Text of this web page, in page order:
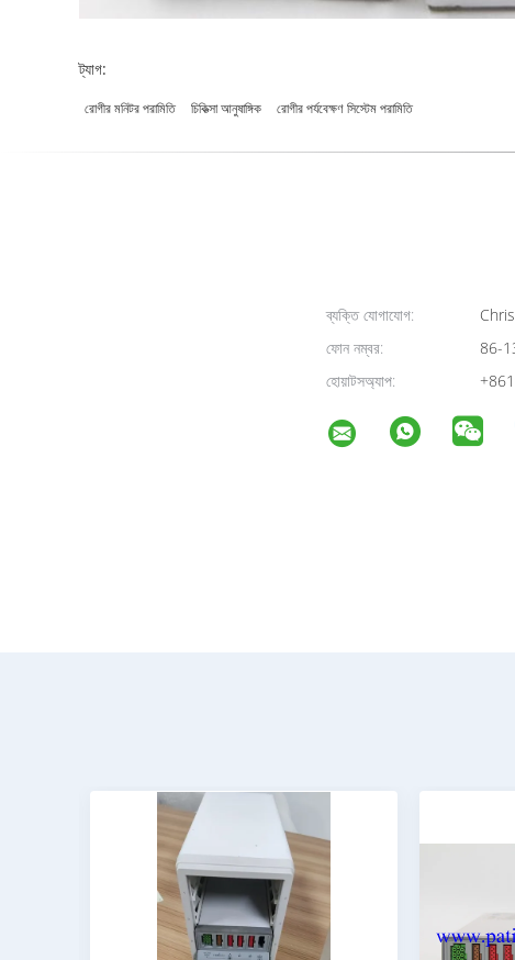
ট্যাগ:
রোগীর মনিটর পরামিতি চিকিত্সা আনুষাঙ্গিক রোগীর পর্যবেক্ষণ সিস্টেম পরামিতি
ব্যক্তি যোগাযোগ:
Chris
ফোন নম্বর:
86-
হোয়াটসঅ্যাপ: